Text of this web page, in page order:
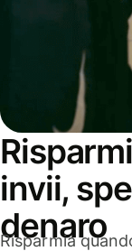
invii,
denaro
Risparmia